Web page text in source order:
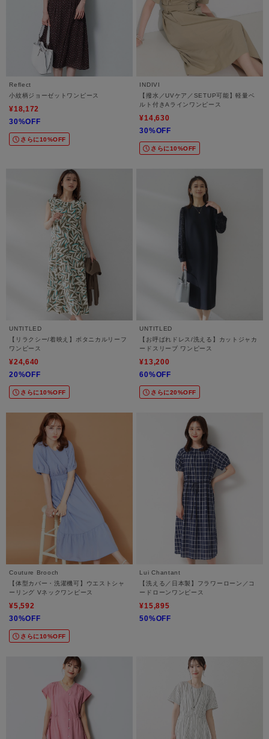
Reflect
小紋柄ジョーゼットワンピース
¥18,172
30%OFF
さらに10%OFF
INDIVI
【撥水／UVケア／SETUP可能】軽量ベ
ルト付きAラインワンピース
¥14,630
30%OFF
さらに10%OFF
UNTITLED
【リラクシー/着映え】ボタニカルリーフ
ワンピース
¥24,640
20%OFF
さらに10%OFF
UNTITLED
【お呼ばれドレス/洗える】カットジャカ
ードスリーブ ワンピース
¥13,200
60%OFF
さらに20%OFF
Couture Brooch
【体型カバー・洗濯機可】ウエストシャ
ーリング Vネックワンピース
¥5,592
30%OFF
さらに10%OFF
Lui Chantant
【洗える／日本製】フラワーローン／コ
ードローンワンピース
¥15,895
50%OFF